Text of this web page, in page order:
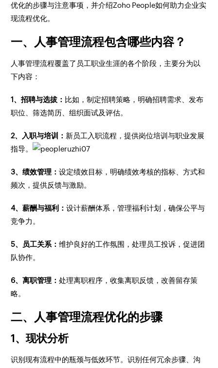
优化的步骤与注意事项，并介绍Zoho People如何助力企业实
现流程优化。
一、人事管理流程包含哪些内容？
人事管理流程覆盖了员工职业生涯的各个阶段，主要分为以
下内容：
1、招聘与选拔： 比如，制定招聘策略，明确招聘需求、发布
职位、筛选简历、组织面试及评估。
2、入职与培训： 新员工入职流程，提供岗位培训与职业发展
指导。
3、绩效管理：设定绩效目标，明确绩效考核的指标、方式和
频次，提供反馈与激励。
4、薪酬与福利：设计薪酬体系，管理福利计划，确保公平与
竞争力。
5、员工关系：维护良好的工作氛围，处理员工投诉，促进团
队协作。
6、离职管理：处理离职程序，收集离职反馈，改善留存策
略。
二、人事管理流程优化的步骤
1、现状分析
识别现有流程中的瓶颈与低效环节。识别任何冗余步骤、沟